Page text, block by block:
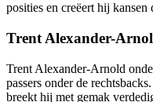
posities en creëert hij
Trent Alexander-
Trent Alexander-Arnold
passers onder de
breekt hij met gemak